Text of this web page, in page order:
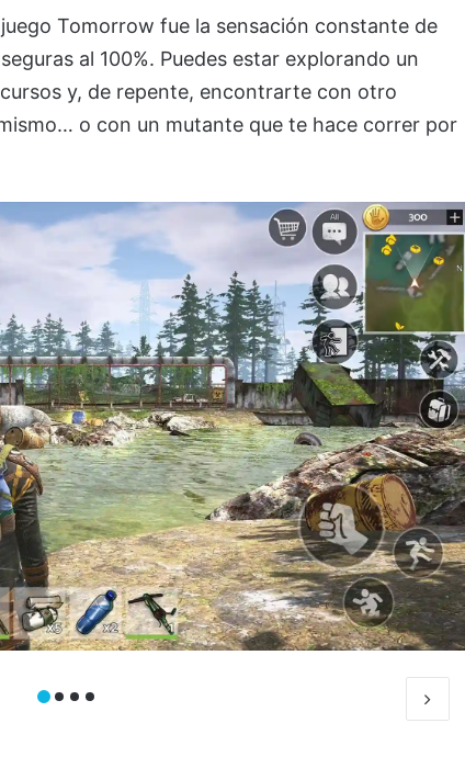
Tomorrow fue la sensación constante de
al 100%. Puedes estar explorando un
y, de repente, encontrarte con otro
o con un mutante que te hace correr por